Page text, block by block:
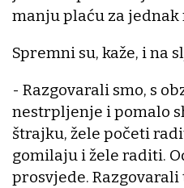
manju plaću za jednak
Spremni su, kaže, i na
- Razgovarali smo, s
nestrpljenje i pomalo
štrajku, žele početi
gomilaju i žele raditi.
prosvjede.